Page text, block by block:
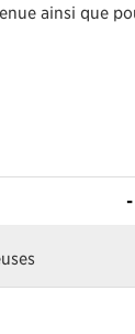
ainsi que
-